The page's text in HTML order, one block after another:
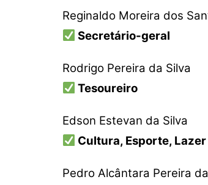
Reginaldo Moreira dos
Secretário-geral
Rodrigo Pereira da Silva
Tesoureiro
Edson Estevan da Silva
Cultura, Esporte,
Pedro Alcântara Pereira